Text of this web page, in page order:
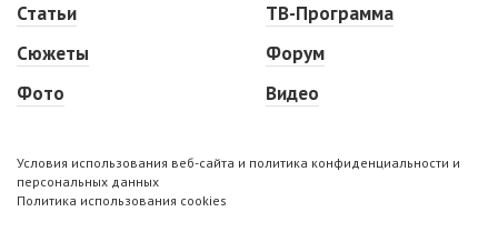
Статьи
Сюжеты
Фото
ТВ-Программа
Форум
Видео
Условия использования веб-сайта и политика конфиденциальности и
персональных данных
Политика использования cookies